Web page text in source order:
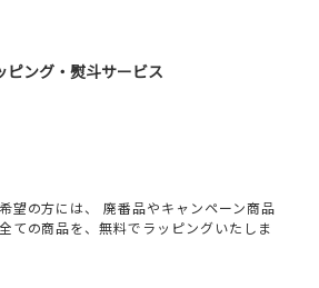
ピング・熨斗サービス
望の方には、 廃番品やキャンペーン商品
ての商品を、無料でラッピングいたしま